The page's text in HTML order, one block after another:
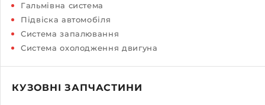
Гальмівна система
Підвіска автомобіля
Система запалювання
Система охолодження двигуна
КУЗОВНІ ЗАПЧАСТИНИ